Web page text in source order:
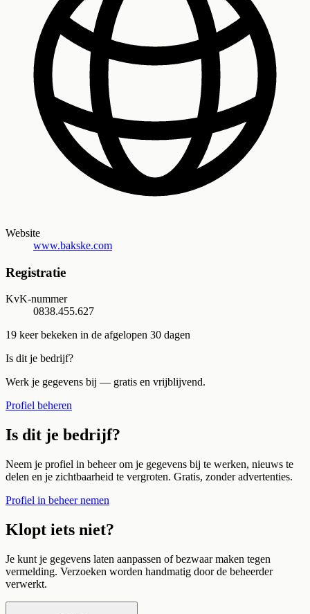
Website
www.bakske.com
Registratie
KvK-nummer
0838.455.627
19 keer bekeken in de afgelopen 30 dagen
Is dit je bedrijf?
Werk je gegevens bij — gratis en vrijblijvend.
Profiel beheren
Is dit je bedrijf?
Neem je profiel in beheer om je gegevens bij te werken, nieuws te
delen en je zichtbaarheid te vergroten. Gratis, zonder advertenties.
Profiel in beheer nemen
Klopt iets niet?
Je kunt je gegevens laten aanpassen of bezwaar maken tegen
vermelding. Verzoeken worden handmatig door de beheerder
verwerkt.